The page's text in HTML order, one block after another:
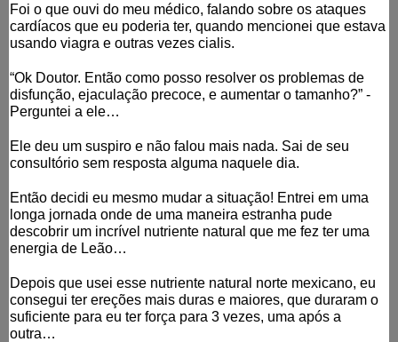
Foi o que ouvi do meu médico, falando sobre os ataques
cardíacos que eu poderia ter, quando mencionei que estava
usando viagra e outras vezes cialis.
“Ok Doutor. Então como posso resolver os problemas de
disfunção, ejaculação precoce, e aumentar o tamanho?” -
Perguntei a ele…
Ele deu um suspiro e não falou mais nada. Sai de seu
consultório sem resposta alguma naquele dia.
Então decidi eu mesmo mudar a situação! Entrei em uma
longa jornada onde de uma maneira estranha pude
descobrir um incrível nutriente natural que me fez ter uma
energia de Leão…
Depois que usei esse nutriente natural norte mexicano, eu
consegui ter ereções mais duras e maiores, que duraram o
suficiente para eu ter força para 3 vezes, uma após a
outra…